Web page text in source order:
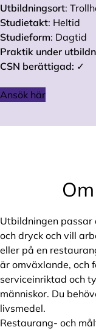
Utbildningsort:
Studietakt: Heltid
Studieform: Dagtid
Praktik under
CSN berättigad: ✓
Ansök här
Utbildningen
och dryck och vill
eller på en
är omväxlande, och
serviceinriktad och
människor. Du
livsmedel.
Restaurang- och